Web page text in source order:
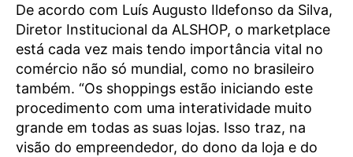
De acordo com Luís Augusto Ildefonso da Silva,
Diretor Institucional da ALSHOP, o marketplace
está cada vez mais tendo importância vital no
comércio não só mundial, como no brasileiro
também. “Os shoppings estão iniciando este
procedimento com uma interatividade muito
grande em todas as suas lojas. Isso traz, na
visão do empreendedor, do dono da loja e do